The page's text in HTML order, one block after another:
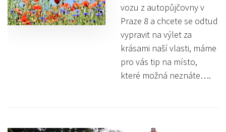
vozu z autopůjčovny v
Praze 8 a chcete se odtud
vypravit na výlet za
krásami naší vlasti, máme
pro vás tip na místo,
které možná neznáte….